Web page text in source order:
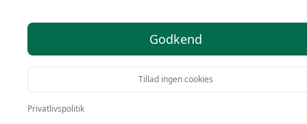
Velkommen til Kulturnet – her finder du de bedste
dørhængsler på markedet. Vi har nøje udvalgt 2
produkter, så du er sikret kvalitet.
På vores liste finder du både de de bedste tilbud på
Godkend
Tillad ingen cookies
Privatlivspolitik